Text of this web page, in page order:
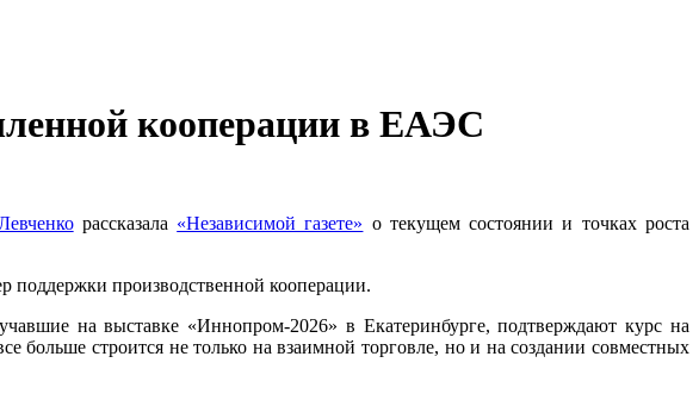
кооперации в ЕАЭС
рассказала «Независимой газете» о текущем состоянии и точках роста
поддержки производственной кооперации.
на выставке «Иннопром-2026» в Екатеринбурге, подтверждают курс на
строится не только на взаимной торговле, но и на создании совместных